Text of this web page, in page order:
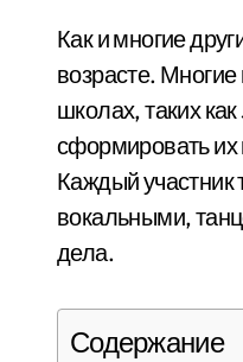
Как и многие
возрасте.
школах, таких
сформировать их
Каждый участник
вокальными,
дела.
Содержание